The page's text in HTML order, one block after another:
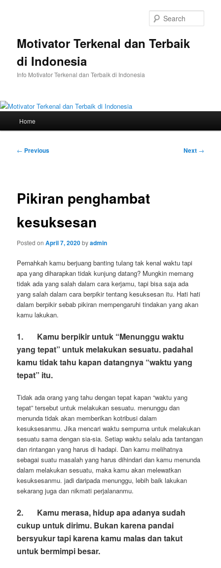
Motivator Terkenal dan Terbaik
di Indonesia
Info Motivator Terkenal dan Terbaik di Indonesia
Home
Post
← Previous Next →
Pikiran penghambat
kesuksesan
Posted onApril 7, 2020byadmin
Pernahkah kamu berjuang banting tulang tak kenal waktu tapi
apa yang diharapkan tidak kunjung datang? Mungkin memang
tidak ada yang salah dalam cara kerjamu, tapi bisa saja ada
yang salah dalam cara berpikir tentang kesuksesan itu. Hati hati
dalam berpikir sebab pikiran mempengaruhi tindakan yang akan
kamu lakukan.
1. Kamu berpikir untuk “Menunggu waktu
yang tepat” untuk melakukan sesuatu. padahal
kamu tidak tahu kapan datangnya “waktu yang
tepat” itu.
Tidak ada orang yang tahu dengan tepat kapan “waktu yang
tepat” tersebut untuk melakukan sesuatu. menunggu dan
menunda tidak akan memberikan kotribusi dalam
kesuksesanmu. Jika mencari waktu sempurna untuk melakukan
sesuatu sama dengan sia-sia. Setiap waktu selalu ada tantangan
dan rintangan yang harus di hadapi. Dan kamu melihatnya
sebagai suatu masalah yang harus dihindari dan kamu menunda
dalam melakukan sesuatu, maka kamu akan melewatkan
kesuksesanmu. jadi daripada menunggu, lebih baik lakukan
sekarang juga dan nikmati perjalananmu.
2. Kamu merasa, hidup apa adanya sudah
cukup untuk dirimu. Bukan karena pandai
bersyukur tapi karena kamu malas dan takut
untuk bermimpi besar.